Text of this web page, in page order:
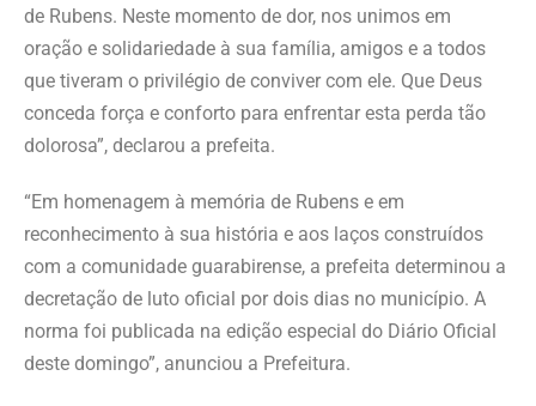
de Rubens. Neste momento de dor, nos unimos em
oração e solidariedade à sua família, amigos e a todos
que tiveram o privilégio de conviver com ele. Que Deus
conceda força e conforto para enfrentar esta perda tão
dolorosa”, declarou a prefeita.
“Em homenagem à memória de Rubens e em
reconhecimento à sua história e aos laços construídos
com a comunidade guarabirense, a prefeita determinou a
decretação de luto oficial por dois dias no município. A
norma foi publicada na edição especial do Diário Oficial
deste domingo”, anunciou a Prefeitura.